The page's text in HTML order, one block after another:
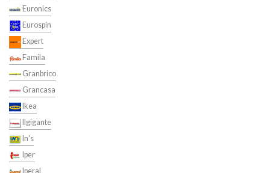
Euronics
Eurospin
Expert
Famila
Granbrico
Grancasa
Ikea
Ilgigante
In's
Iper
Iperal